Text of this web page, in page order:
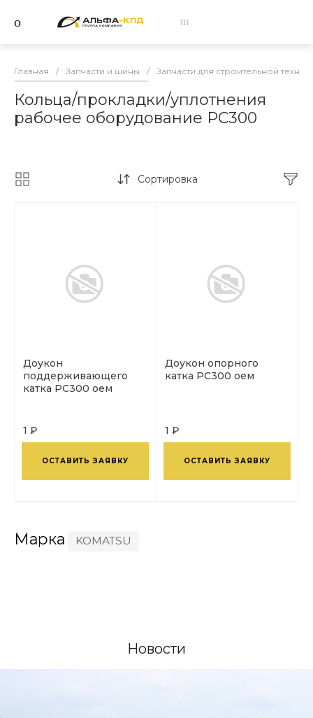
Главная / Запчасти и шины / Запчасти для строительной
Кольца/прокладки/уплотнения
рабочее оборудование PC300
Сортировка
Доукон
поддерживающего
катка PC300 оем
1 ₽
ОСТАВИТЬ ЗАЯВКУ
Доукон опорного
катка PC300 оем
1 ₽
ОСТАВИТЬ ЗАЯВКУ
Марка KOMATSU
Новости